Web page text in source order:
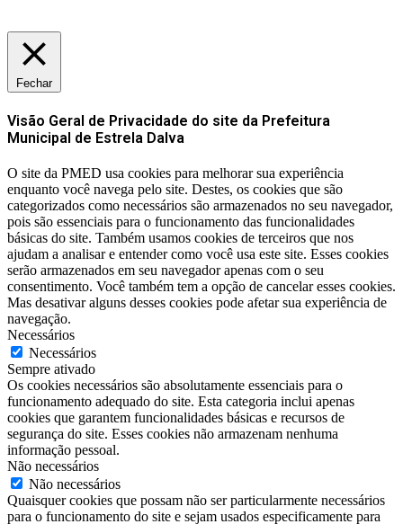
Fechar
Visão Geral de Privacidade do site da Prefeitura
Municipal de Estrela Dalva
O site da PMED usa cookies para melhorar sua experiência
enquanto você navega pelo site. Destes, os cookies que são
categorizados como necessários são armazenados no seu navegador,
pois são essenciais para o funcionamento das funcionalidades
básicas do site. Também usamos cookies de terceiros que nos
ajudam a analisar e entender como você usa este site. Esses cookies
serão armazenados em seu navegador apenas com o seu
consentimento. Você também tem a opção de cancelar esses cookies.
Mas desativar alguns desses cookies pode afetar sua experiência de
navegação.
Necessários
Necessários
Sempre ativado
Os cookies necessários são absolutamente essenciais para o
funcionamento adequado do site. Esta categoria inclui apenas
cookies que garantem funcionalidades básicas e recursos de
segurança do site. Esses cookies não armazenam nenhuma
informação pessoal.
Não necessários
Não necessários
Quaisquer cookies que possam não ser particularmente necessários
para o funcionamento do site e sejam usados ​​especificamente para